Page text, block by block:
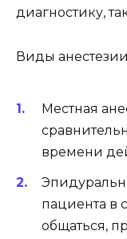
диагностику,
Виды
Местная
времени
пациента в
общаться,